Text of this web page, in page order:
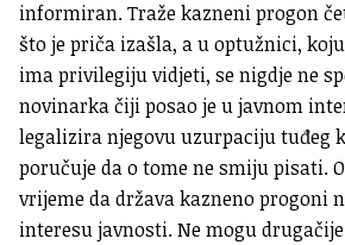
informiran. Traže kazneni progon
što je priča izašla, a u optužnici,
ima privilegiju vidjeti, se nigdje ne
novinarka čiji posao je u javnom
legalizira njegovu uzurpaciju tuđeg
poručuje da o tome ne smiju pisati.
vrijeme da država kazneno progoni
interesu javnosti. Ne mogu